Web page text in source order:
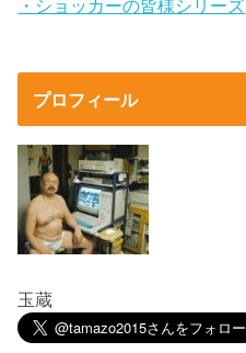
・ショッカーの皆様シリーズ
プロフィール
玉蔵